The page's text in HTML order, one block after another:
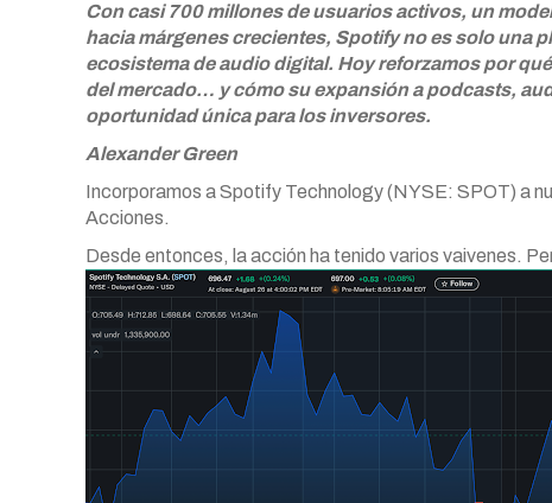
Con casi 700 millones de usuarios activos, un
hacia márgenes crecientes, Spotify no es solo una
ecosistema de audio digital. Hoy reforzamos por
del mercado… y cómo su expansión a podcasts,
oportunidad única para los inversores.
Alexander Green
Incorporamos a Spotify Technology (NYSE: SPOT) a
Acciones.
Desde entonces, la acción ha tenido varios vaivenes.